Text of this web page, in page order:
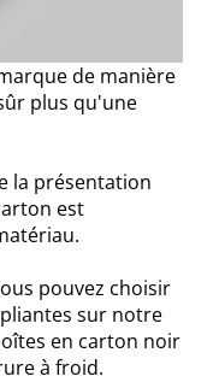
de manière
plus qu'une
la présentation
est
pouvez choisir
sur notre
en carton noir
à froid.